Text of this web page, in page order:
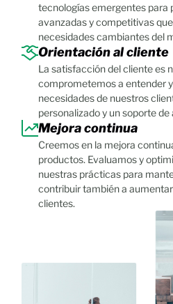
tecnologías emergentes para
avanzadas y competitivas
necesidades cambiantes del
Orientación al cliente
La satisfacción del cliente es
comprometemos a entender
necesidades de nuestros
personalizado y un soporte de
Mejora continua
Creemos en la mejora
productos. Evaluamos y
nuestras prácticas para
contribuir también a
clientes.